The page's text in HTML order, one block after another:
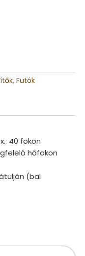
, Futók
40 fokon
hőfokon
(bal